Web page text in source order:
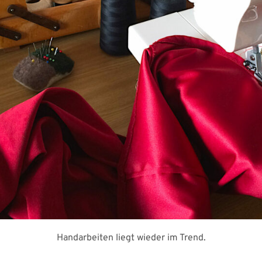
Handarbeiten liegt wieder im Trend.